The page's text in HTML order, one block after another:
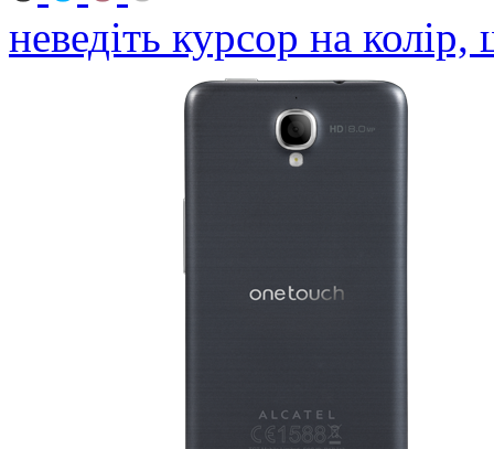
неведіть курсор на